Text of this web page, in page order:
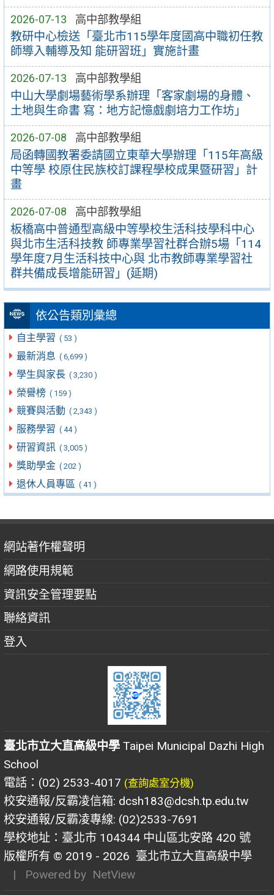
2026-07-13 高中部教學組
教研中心檢送「臺北市115學年度國高中職初任教
師導入輔導及知 能研習班」實施計畫
2026-07-13 高中部教學組
中山大學劇場藝術學系辦理「客家劇場的身體、
土地與生命書 寫：地方記憶戲劇培力工作坊」
2026-07-08 高中部教學組
局函轉國教署委請國立東華大學辦理「115年高級
中等學 校原住民族校訂課程學校成果暨研習」計
畫
2026-07-08 高中部教學組
板橋高中普通型高級中等學校生活科技學科中心
與北市生活科技教 師專業學習社群合辦5場「114
學年度7月生活科技中心與 北市教師專業學習社
群共備成長增能研習」(延期)
依公告類別彙總
自主學習 ( 53 )
最新消息 ( 6,699 )
學生與家長 ( 3,230 )
榮譽榜 ( 159 )
競賽與活動 ( 2,343 )
服務學習 ( 44 )
研習資訊 ( 3,005 )
獎助學金 ( 202 )
退休人員專區 ( 41 )
網站著作權聲明
網路使用規範
資訊安全管理要點
聯絡資訊
登入
臺北市立大直高級中學 Taipei Municipal Dazhi High
School
電話：(02) 2533-4017 (查詢處室分機)
校安通報/反霸凌信箱: dcsh183@dcsh.tp.edu.tw
校安通報/反霸凌專線: (02)2533-7691
學校地址：臺北市 104344 中山區北安路 420 號
版權所有 © 2019 - 2026 臺北市立大直高級中學
| Powered by NetView